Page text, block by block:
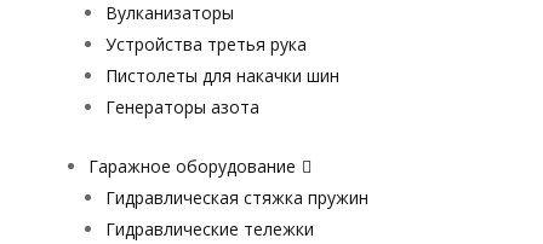
Вулканизаторы
Устройства третья рука
Пистолеты для накачки шин
Генераторы азота
Гаражное оборудование
Гидравлическая стяжка пружин
Гидравлические тележки